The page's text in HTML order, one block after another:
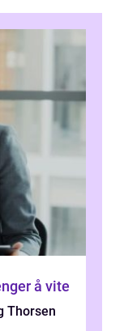
å vite
Thorsen